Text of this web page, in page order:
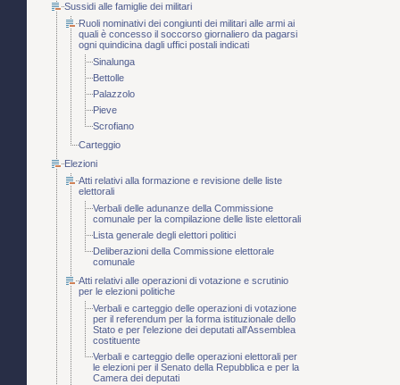
Sussidi alle famiglie dei militari
Ruoli nominativi dei congiunti dei militari alle armi ai
quali è concesso il soccorso giornaliero da pagarsi
ogni quindicina dagli uffici postali indicati
Sinalunga
Bettolle
Palazzolo
Pieve
Scrofiano
Carteggio
Elezioni
Atti relativi alla formazione e revisione delle liste
elettorali
Verbali delle adunanze della Commissione
comunale per la compilazione delle liste elettorali
Lista generale degli elettori politici
Deliberazioni della Commissione elettorale
comunale
Atti relativi alle operazioni di votazione e scrutinio
per le elezioni politiche
Verbali e carteggio delle operazioni di votazione
per il referendum per la forma istituzionale dello
Stato e per l'elezione dei deputati all'Assemblea
costituente
Verbali e carteggio delle operazioni elettorali per
le elezioni per il Senato della Repubblica e per la
Camera dei deputati